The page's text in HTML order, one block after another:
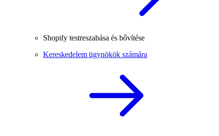
Shopify testreszabása és bővítése
Kereskedelem ügynökök számára